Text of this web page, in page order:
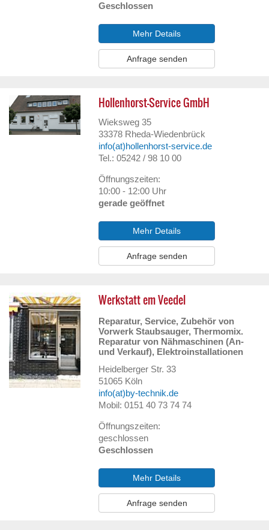
Geschlossen
Mehr Details
Anfrage senden
Hollenhorst-Service GmbH
Wieksweg 35
33378 Rheda-Wiedenbrück
info(at)hollenhorst-service.de
Tel.: 05242 / 98 10 00
Öffnungszeiten:
10:00 - 12:00 Uhr
gerade geöffnet
Mehr Details
Anfrage senden
Werkstatt em Veedel
Reparatur, Service, Zubehör von
Vorwerk Staubsauger, Thermomix.
Reparatur von Nähmaschinen (An-
und Verkauf), Elektroinstallationen
Heidelberger Str. 33
51065 Köln
info(at)by-technik.de
Mobil: 0151 40 73 74 74
Öffnungszeiten:
geschlossen
Geschlossen
Mehr Details
Anfrage senden